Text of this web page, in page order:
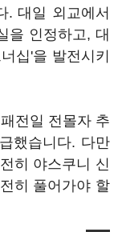
. 대일 외교에서
을 인정하고, 대
십'을 발전시키
전일 전몰자 추
했습니다. 다만
히 야스쿠니 신
히 풀어가야 할